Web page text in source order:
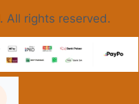
. All rights reserved.